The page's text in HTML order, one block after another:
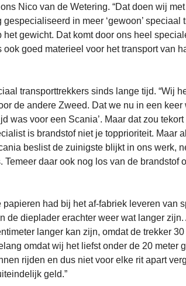
Nico van de Wetering. “Dat doen wij
in meer ‘gewoon’ speciaal
gewicht. Dat komt door ons heel
goed materieel voor het transport van
transporttrekkers sinds lange tijd. “Wij
de andere Zweed. Dat we nu in een keer
was voor een Scania’. Maar dat zou
is brandstof niet je topprioriteit. Maar
beslist de zuinigste blijkt in ons werk,
daar ook nog los van de brandstof
had bij het af-fabriek leveren van
de dieplader erachter weer wat langer zijn.
langer kan zijn, omdat de trekker
omdat wij het liefst onder de 20 meter
rijden en dus niet voor elke rit apart
geld.”